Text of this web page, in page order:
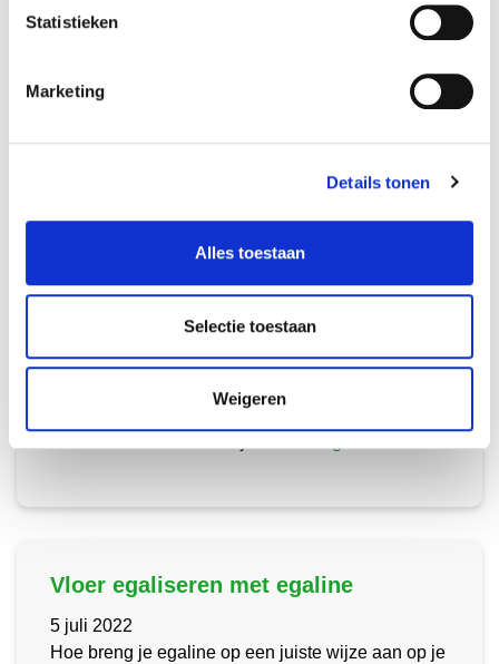
Statistieken
Marketing
Details tonen
Alles toestaan
Selectie toestaan
Weigeren
je eenvoudig in 4 stappen je badkamervloer kan
Hoe egaliseer ik een vloer na het
Na het frezen van vloerverwarming is het
op de juiste wijze te doen voorkom je een vloer
waaraan je je voeten verbrandt en ben je
verzekerd van een kwalitatieve basis voor jouw
nieuwe vloer. Maar hoe egaliseer je een vloer na
Vloer egaliseren met egaline
5 juli 2022
Hoe breng je egaline op een juiste wijze aan op je